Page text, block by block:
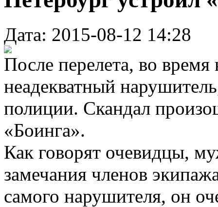
Дата: 2015-08-12 14:28
После перелета, во
неадекватный
полиции. Скандал
«Боинга».
Как говорят очевидцы,
замечания членов
самого нарушителя, он